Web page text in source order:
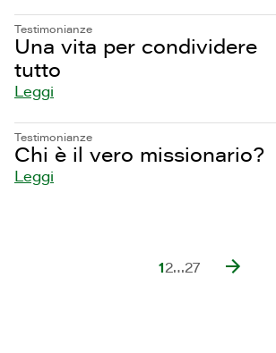
Testimonianze
Una vita per condividere
tutto
Leggi
Testimonianze
Chi è il vero missionario?
Leggi
12…27